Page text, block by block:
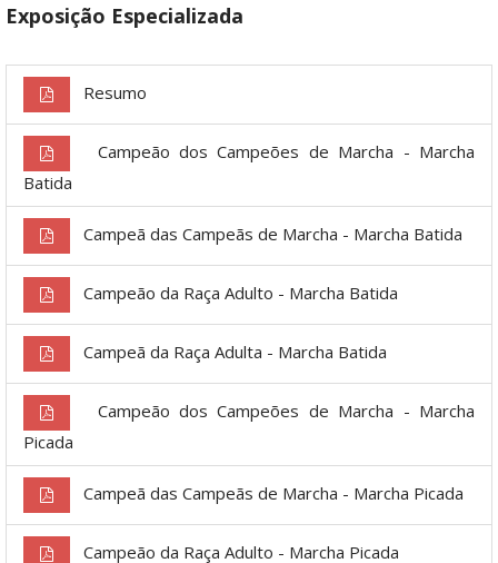
Exposição Especializada
Resumo
Campeão dos Campeões de Marcha - Marcha
Batida
Campeã das Campeãs de Marcha - Marcha Batida
Campeão da Raça Adulto - Marcha Batida
Campeã da Raça Adulta - Marcha Batida
Campeão dos Campeões de Marcha - Marcha
Picada
Campeã das Campeãs de Marcha - Marcha Picada
Campeão da Raça Adulto - Marcha Picada